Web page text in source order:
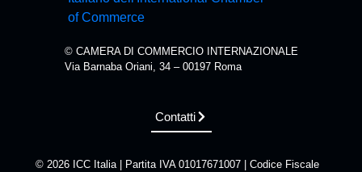
© CAMERA DI COMMERCIO INTERNAZIONALE
Via Barnaba Oriani, 34 – 00197 Roma
Contatti
© 2026 ICC Italia | Partita IVA 01017671007 | Codice Fiscale